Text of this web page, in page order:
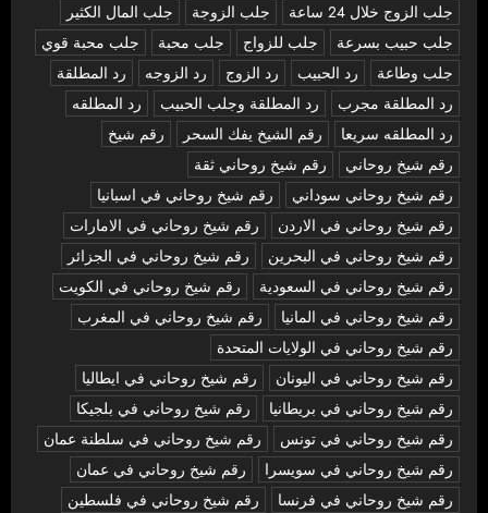
جلب الزوج خلال 24 ساعة
جلب الزوجة
جلب المال الكثير
جلب حبيب بسرعة
جلب للزواج جلب محبة
جلب محبة قوي
جلب وطاعة
رد الحبيب رد الزوج رد الزوجه
رد المطلقة
رد المطلقة مجرب
رد المطلقة وجلب الحبيب
رد المطلقه
رد المطلقه سريعا
رقم الشيخ يفك السحر
رقم شيخ
رقم شيخ روحاني
رقم شيخ روحاني ثقة
رقم شيخ روحاني سوداني
رقم شيخ روحاني في اسبانيا
رقم شيخ روحاني في الاردن
رقم شيخ روحاني في الامارات
رقم شيخ روحاني في البحرين
رقم شيخ روحاني في الجزائر
رقم شيخ روحاني في السعودية
رقم شيخ روحاني في الكويت
رقم شيخ روحاني في المانيا
رقم شيخ روحاني في المغرب
رقم شيخ روحاني في الولايات المتحدة
رقم شيخ روحاني في اليونان
رقم شيخ روحاني في ايطاليا
رقم شيخ روحاني في بريطانيا
رقم شيخ روحاني في بلجيكا
رقم شيخ روحاني في تونس
رقم شيخ روحاني في سلطنة عمان
رقم شيخ روحاني في سويسرا
رقم شيخ روحاني في عمان
رقم شيخ روحاني في فرنسا
رقم شيخ روحاني في فلسطين